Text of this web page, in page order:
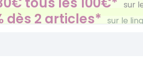
dès 2 articles*